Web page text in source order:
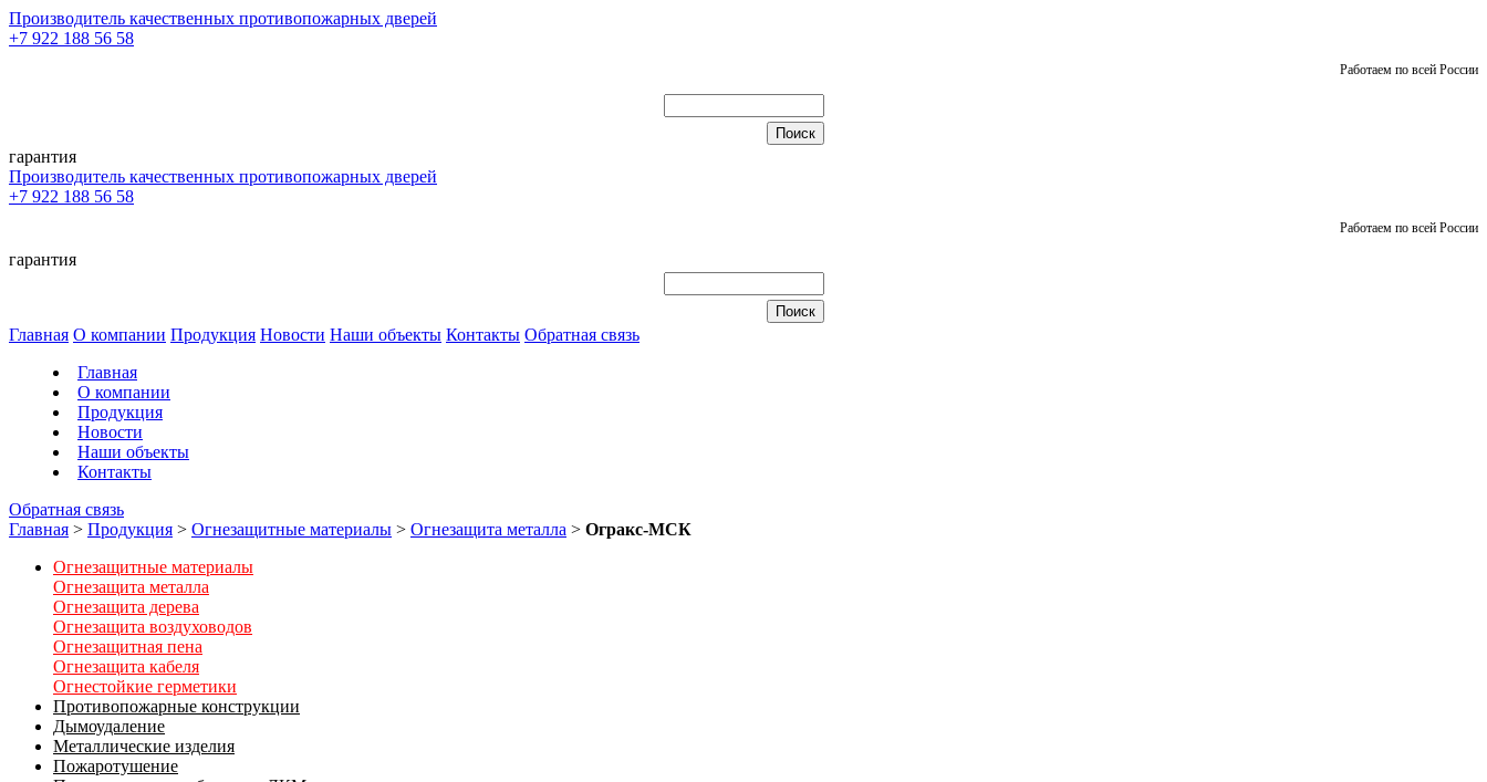
Производитель качественных противопожарных дверей
+7 922 188 56 58
Работаем по всей России
гарантия
Производитель качественных противопожарных дверей
+7 922 188 56 58
Работаем по всей России
гарантия
Главная О компании Продукция Новости Наши объекты Контакты Обратная связь
Главная
О компании
Продукция
Новости
Наши объекты
Контакты
Обратная связь
Главная > Продукция > Огнезащитные материалы > Огнезащита металла > Огракс-МСК
Огнезащитные материалы
Огнезащита металла
Огнезащита дерева
Огнезащита воздуховодов
Огнезащитная пена
Огнезащита кабеля
Огнестойкие герметики
Противопожарные конструкции
Дымоудаление
Металлические изделия
Пожаротушение